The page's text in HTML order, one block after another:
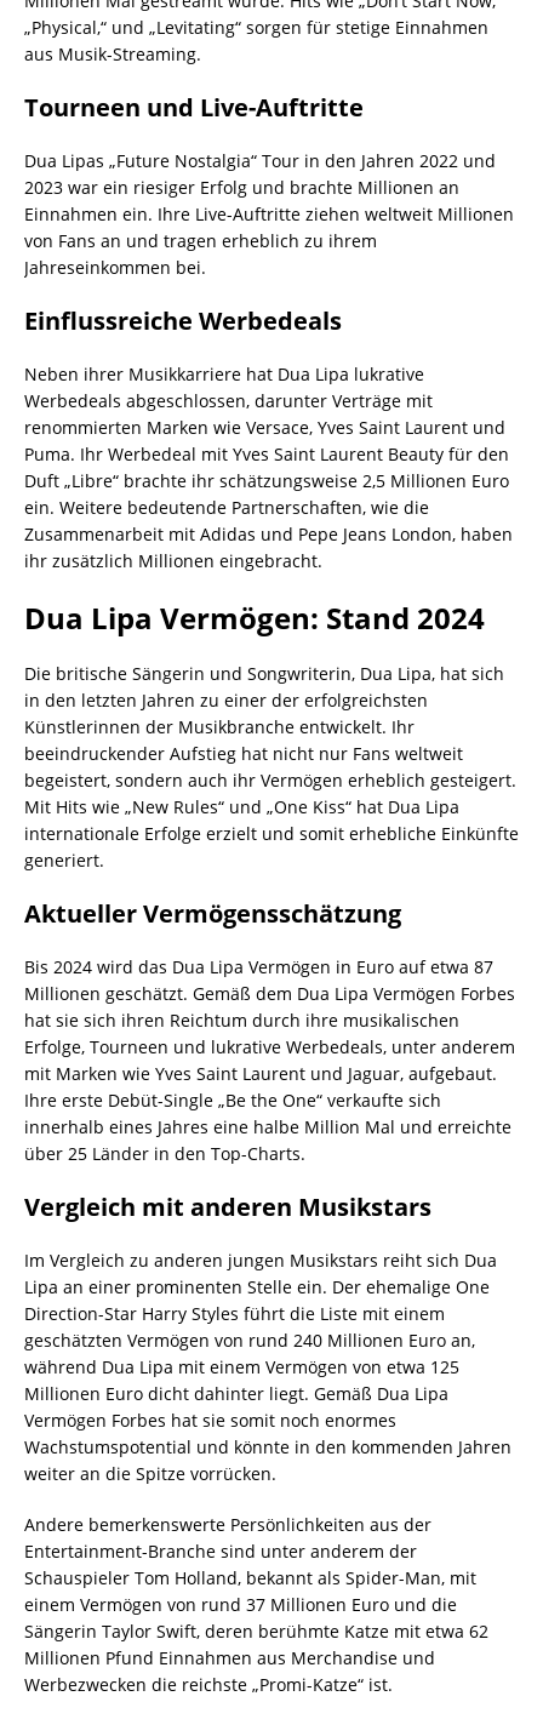
„Physical,“ und „Levitating“ sorgen für stetige Einnahmen
aus Musik-Streaming.
Tourneen und Live-Auftritte
Dua Lipas „Future Nostalgia“ Tour in den Jahren 2022 und
2023 war ein riesiger Erfolg und brachte Millionen an
Einnahmen ein. Ihre Live-Auftritte ziehen weltweit Millionen
von Fans an und tragen erheblich zu ihrem
Jahreseinkommen bei.
Einflussreiche Werbedeals
Neben ihrer Musikkarriere hat Dua Lipa lukrative
Werbedeals abgeschlossen, darunter Verträge mit
renommierten Marken wie Versace, Yves Saint Laurent und
Puma. Ihr Werbedeal mit Yves Saint Laurent Beauty für den
Duft „Libre“ brachte ihr schätzungsweise 2,5 Millionen Euro
ein. Weitere bedeutende Partnerschaften, wie die
Zusammenarbeit mit Adidas und Pepe Jeans London, haben
ihr zusätzlich Millionen eingebracht.
Dua Lipa Vermögen: Stand 2024
Die britische Sängerin und Songwriterin, Dua Lipa, hat sich
in den letzten Jahren zu einer der erfolgreichsten
Künstlerinnen der Musikbranche entwickelt. Ihr
beeindruckender Aufstieg hat nicht nur Fans weltweit
begeistert, sondern auch ihr Vermögen erheblich gesteigert.
Mit Hits wie „New Rules“ und „One Kiss“ hat Dua Lipa
internationale Erfolge erzielt und somit erhebliche Einkünfte
generiert.
Aktueller Vermögensschätzung
Bis 2024 wird das Dua Lipa Vermögen in Euro auf etwa 87
Millionen geschätzt. Gemäß dem Dua Lipa Vermögen Forbes
hat sie sich ihren Reichtum durch ihre musikalischen
Erfolge, Tourneen und lukrative Werbedeals, unter anderem
mit Marken wie Yves Saint Laurent und Jaguar, aufgebaut.
Ihre erste Debüt-Single „Be the One“ verkaufte sich
innerhalb eines Jahres eine halbe Million Mal und erreichte
über 25 Länder in den Top-Charts.
Vergleich mit anderen Musikstars
Im Vergleich zu anderen jungen Musikstars reiht sich Dua
Lipa an einer prominenten Stelle ein. Der ehemalige One
Direction-Star Harry Styles führt die Liste mit einem
geschätzten Vermögen von rund 240 Millionen Euro an,
während Dua Lipa mit einem Vermögen von etwa 125
Millionen Euro dicht dahinter liegt. Gemäß Dua Lipa
Vermögen Forbes hat sie somit noch enormes
Wachstumspotential und könnte in den kommenden Jahren
weiter an die Spitze vorrücken.
Andere bemerkenswerte Persönlichkeiten aus der
Entertainment-Branche sind unter anderem der
Schauspieler Tom Holland, bekannt als Spider-Man, mit
einem Vermögen von rund 37 Millionen Euro und die
Sängerin Taylor Swift, deren berühmte Katze mit etwa 62
Millionen Pfund Einnahmen aus Merchandise und
Werbezwecken die reichste „Promi-Katze“ ist.